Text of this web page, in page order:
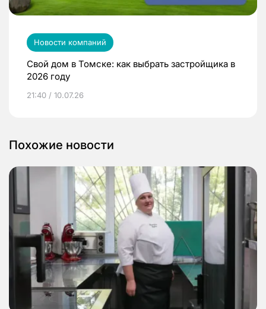
Новости компаний
Свой дом в Томске: как выбрать застройщика в
2026 году
21:40 / 10.07.26
Похожие новости